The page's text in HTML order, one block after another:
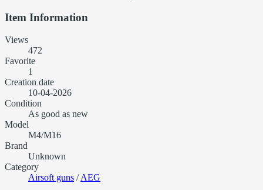
Item Information
Views
472
Favorite
1
Creation date
10-04-2026
Condition
As good as new
Model
M4/M16
Brand
Unknown
Category
Airsoft guns /AEG